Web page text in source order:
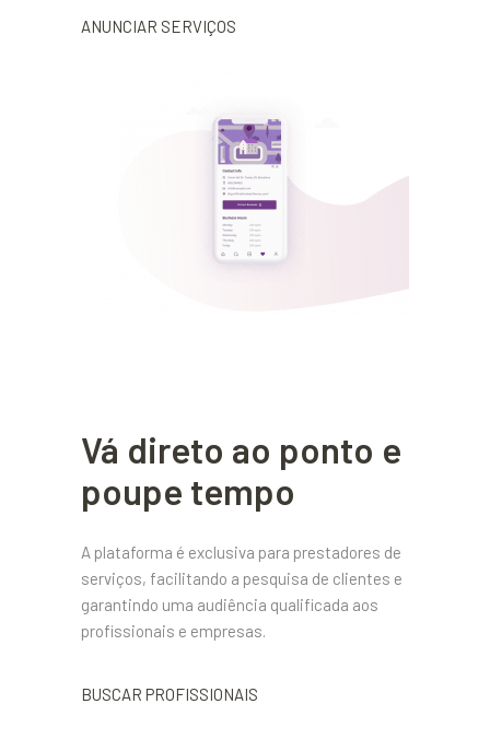
ANUNCIAR SERVIÇOS
Vá direto ao ponto e
poupe tempo
A plataforma é exclusiva para prestadores de
serviços, facilitando a pesquisa de clientes e
garantindo uma audiência qualificada aos
profissionais e empresas.
BUSCAR PROFISSIONAIS